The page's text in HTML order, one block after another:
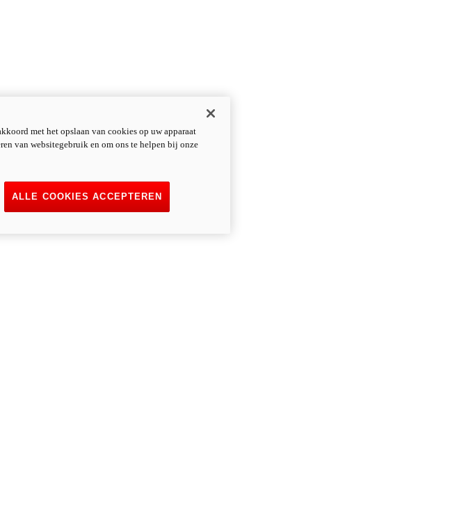
met het opslaan van cookies op uw apparaat
van websitegebruik en om ons te helpen bij onze
ALLE COOKIES ACCEPTEREN